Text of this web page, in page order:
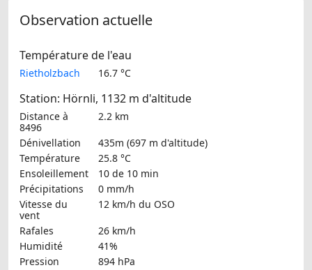
Observation actuelle
Température de l'eau
Rietholzbach 16.7 °C
Station: Hörnli, 1132 m d'altitude
Distance à
8496
2.2 km
Dénivellation
435m (697 m d'altitude)
Température
25.8 °C
Ensoleillement
10 de 10 min
Précipitations
0 mm/h
Vitesse du
vent
12 km/h du OSO
Rafales
26 km/h
Humidité
41%
Pression
894 hPa